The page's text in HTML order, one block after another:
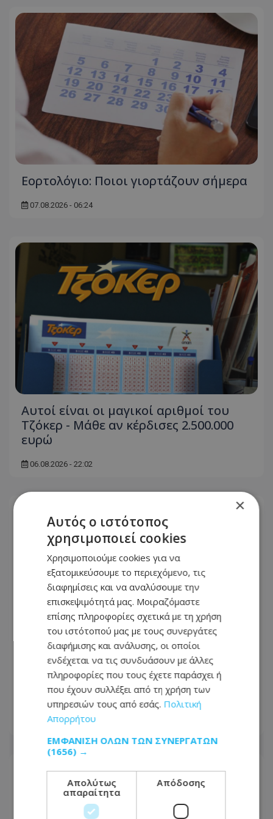
Εορτολόγιο: Ποιοι γιορτάζουν σήμερα
07.08.2026 - 06:24
Αυτοί είναι οι μαγικοί αριθμοί του
Τζόκερ - Μάθε αν κέρδισες 2.500.000
ευρώ
06.08.2026 - 22:02
Αυτός είναι ο Ελληνοκύπριος που
αναλαμβάνει επικεφαλής στην ΑΙ της
Google
06.08.2026 - 17:46
×
Αυτός ο ιστότοπος
χρησιμοποιεί cookies
Χρησιμοποιούμε cookies για να
εξατομικεύσουμε το περιεχόμενο, τις
διαφημίσεις και να αναλύσουμε την
επισκεψιμότητά μας. Μοιραζόμαστε
επίσης πληροφορίες σχετικά με τη χρήση
του ιστότοπού μας με τους συνεργάτες
διαφήμισης και ανάλυσης, οι οποίοι
ενδέχεται να τις συνδυάσουν με άλλες
πληροφορίες που τους έχετε παράσχει ή
που έχουν συλλέξει από τη χρήση των
υπηρεσιών τους από εσάς. Πολιτική
Απορρήτου
ΕΜΦΆΝΙΣΗ ΌΛΩΝ ΤΩΝ ΣΥΝΕΡΓΑΤΏΝ
(1656) →
Απολύτως
απαραίτητα
Απόδοσης